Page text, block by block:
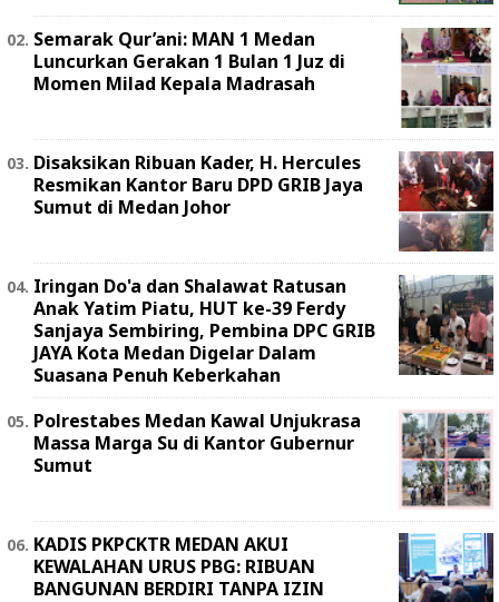
Semarak Qur’ani: MAN 1 Medan
Luncurkan Gerakan 1 Bulan 1 Juz di
Momen Milad Kepala Madrasah
Disaksikan Ribuan Kader, H. Hercules
Resmikan Kantor Baru DPD GRIB Jaya
Sumut di Medan Johor
Iringan Do'a dan Shalawat Ratusan
Anak Yatim Piatu, HUT ke-39 Ferdy
Sanjaya Sembiring, Pembina DPC GRIB
JAYA Kota Medan Digelar Dalam
Suasana Penuh Keberkahan
Polrestabes Medan Kawal Unjukrasa
Massa Marga Su di Kantor Gubernur
Sumut
KADIS PKPCKTR MEDAN AKUI
KEWALAHAN URUS PBG: RIBUAN
BANGUNAN BERDIRI TANPA IZIN